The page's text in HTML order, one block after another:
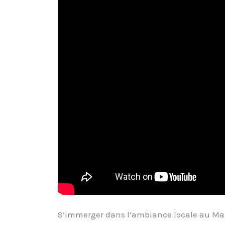
S’immerger dans l’ambiance locale au